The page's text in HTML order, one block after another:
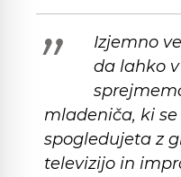
Izjemno
da lahko
mladeniča, ki se
spogledujeta z
televizijo in